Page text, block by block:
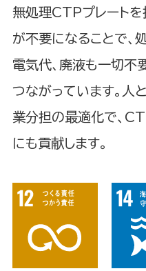
無処理CTPプレートを
が不要になることで、
電気代、廃液も一切不
つながっています。人
業分担の最適化で、
にも貢献します。